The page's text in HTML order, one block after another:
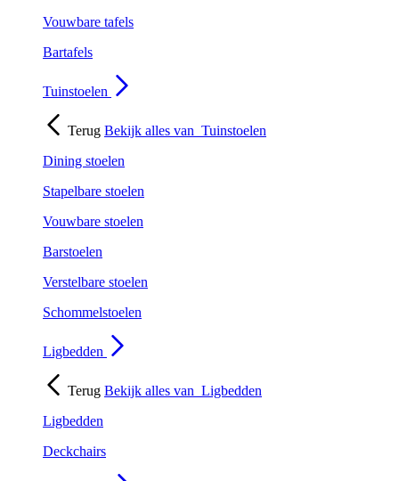
Vouwbare tafels
Bartafels
Tuinstoelen
Terug Bekijk alles van Tuinstoelen
Dining stoelen
Stapelbare stoelen
Vouwbare stoelen
Barstoelen
Verstelbare stoelen
Schommelstoelen
Ligbedden
Terug Bekijk alles van Ligbedden
Ligbedden
Deckchairs